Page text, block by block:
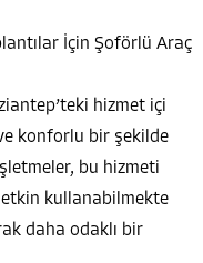
hizmet içi
konforlu bir şekilde
bu hizmeti
etkin kullanabilmekte
daha odaklı bir